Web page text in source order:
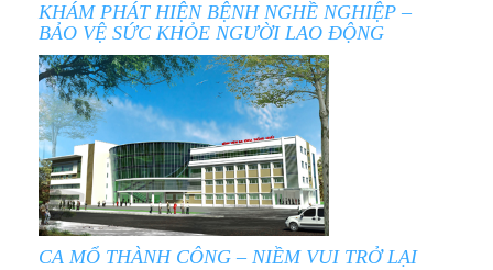
KHÁM PHÁT HIỆN BỆNH NGHỀ NGHIỆP –
BẢO VỆ SỨC KHỎE NGƯỜI LAO ĐỘNG
CA MỔ THÀNH CÔNG – NIỀM VUI TRỞ LẠI